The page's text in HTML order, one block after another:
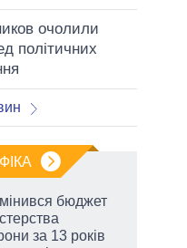
очолили
політичних
бюджет
за 13 років